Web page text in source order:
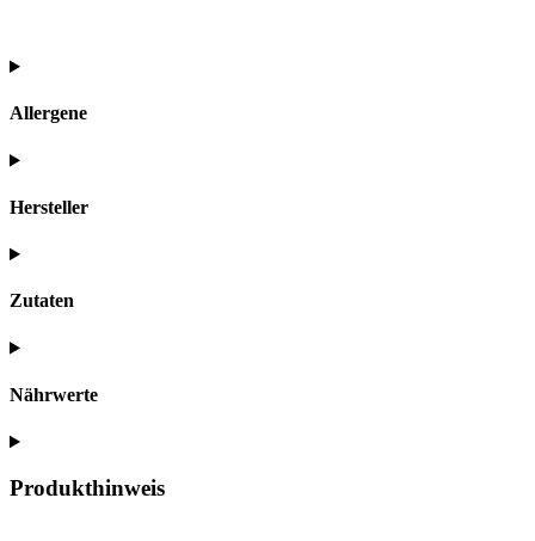
Allergene
Hersteller
Zutaten
Nährwerte
Produkthinweis